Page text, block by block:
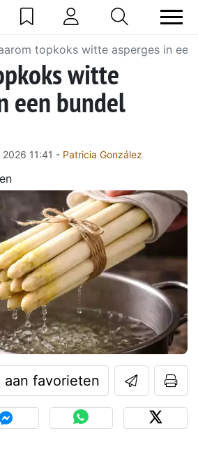
topkoks witte asperges in
witte
een bundel
11:41 - Patricia González
aan favorieten